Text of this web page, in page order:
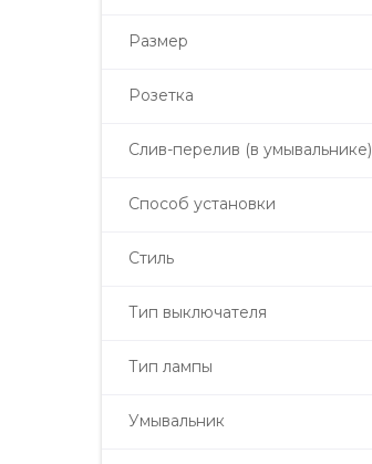
Размер
Розетка
Слив-перелив (в умывальнике)
Способ установки
Стиль
Тип выключателя
Тип лампы
Умывальник